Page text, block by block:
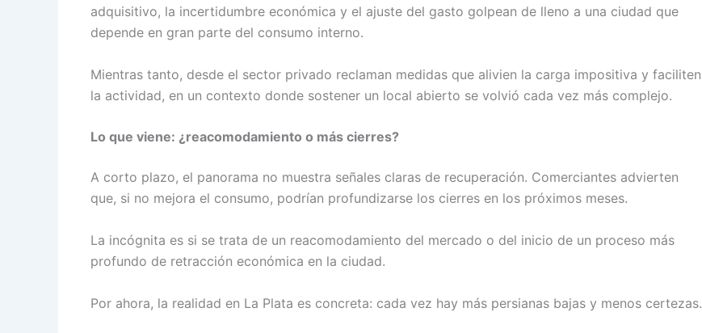
adquisitivo, la incertidumbre económica y el ajuste del gasto golpean de lleno a una ciudad que
depende en gran parte del consumo interno.
Mientras tanto, desde el sector privado reclaman medidas que alivien la carga impositiva y faciliten
la actividad, en un contexto donde sostener un local abierto se volvió cada vez más complejo.
Lo que viene: ¿reacomodamiento o más cierres?
A corto plazo, el panorama no muestra señales claras de recuperación. Comerciantes advierten
que, si no mejora el consumo, podrían profundizarse los cierres en los próximos meses.
La incógnita es si se trata de un reacomodamiento del mercado o del inicio de un proceso más
profundo de retracción económica en la ciudad.
Por ahora, la realidad en La Plata es concreta: cada vez hay más persianas bajas y menos certezas.